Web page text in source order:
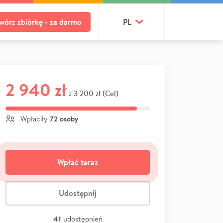
zbiórkę - za darmo PL
2 940 zł z 3 200 zł (Cel)
Wpłaciły 72 osoby
Wpłać teraz
Udostępnij
41 udostępnień